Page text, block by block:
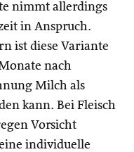
nimmt allerdings
in Anspruch.
ist diese Variante
nach
Milch als
kann. Bei Fleisch
Vorsicht
individuelle